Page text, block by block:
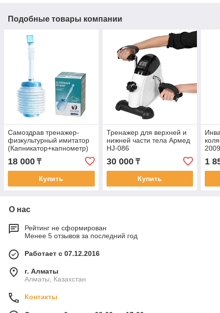
Подобные товары компании
Самоздрав тренажер-
физкультурный имитатор
(Капникатор+капнометр)
18 000 ₸
Купить
Тренажер для верхней и
нижней части тела Армед
HJ-086
30 000₸
Купить
1
О нас
Рейтинг не сформирован
Менее 5 отзывов за последний год
Работает с 07.12.2016
г. Алматы
Алматы, Казахстан
Контакты